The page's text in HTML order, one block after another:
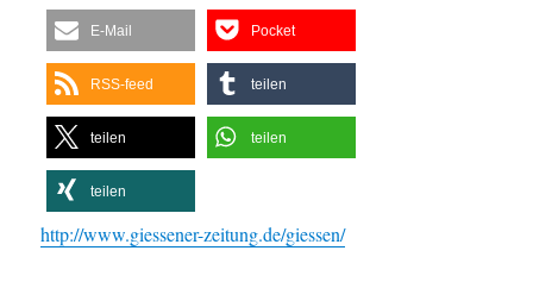
E-Mail Pocket
RSS-feed teilen
teilen teilen
teilen
http://www.giessener-zeitung.de/giessen/